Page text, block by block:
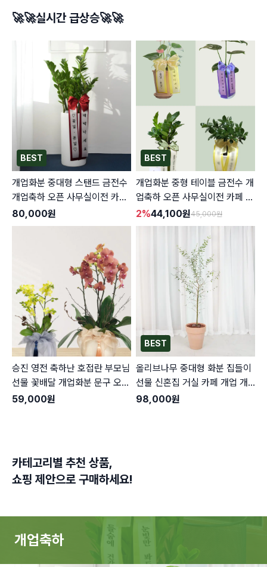
🚀🚀실시간 급상승🚀🚀
BEST
개업화분 중대형 스탠드 금전수
개업축하 오픈 사무실이전 카페
식당 꽃배달
80,000원
BEST
개업화분 중형 테이블 금전수 개
업축하 오픈 사무실이전 카페 식
당 꽃배달
2%44,100원45,000원
승진 영전 축하난 호접란 부모님
선물 꽃배달 개업화분 문구 오픈
사무실이전 카페
59,000원
BEST
올리브나무 중대형 화분 집들이
선물 신혼집 거실 카페 개업 개
원 축하 배달
98,000원
카테고리별 추천 상품,
쇼핑 제안으로 구매하세요!
개업축하